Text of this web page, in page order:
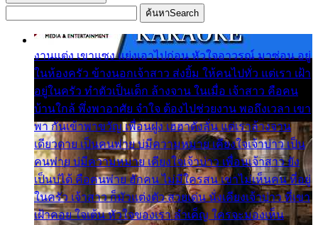
ค้นหาSearch
งานแต่ง เขาแซง แย่งเอาไปก่อน หัวใจอาวรณ์ มาซ่อน อยู่
ในห้องครัว ข้างนอกเจ้าสาว ส่งยิ้ม ให้คนไปทั่ว แต่เรา เฝ้า
อยู่ในครัว ทำตัวเป็นเด็ก ล้างจาน ในเมื่อ เจ้าสาว คือคน
บ้านใกล้ พึ่งพาอาศัย จำใจ ต้องไปช่วยงาน พอถึงเวลา เขา
พา กันเข้าพาขวัญ เพื่อนฝูง เฮฮาดังลั่น แต่เราล้างจาน
เดียวดาย เป็นคนพ่าย บ่มีความหมาย เคียงใจเจ้าบ่าว เป็น
คนพ่าย บ่มีความหมาย เคียงใจเจ้าบ่าว เพื่อนเจ้าสาว ยัง
เป็นบ่ได้ คือคนพ่าย ฮักคน ไม่มีใครสน เขาไม่เห็นคน ที่อยู่
ในครัว เจ้าสาว ก็มัวแต่งตัว สวยเด่น นั่งเคียงเจ้าบ่าว ที่เขา
เฝ้าคอย ใจเต้น หัวใจของเรา ลำเค็ญ ใครจะมองเห็น